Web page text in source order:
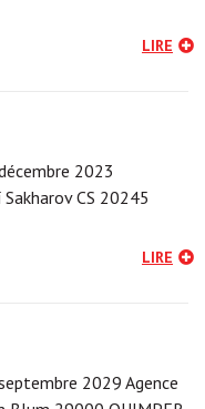
LIRE
2023
CS 20245
LIRE
2029 Agence